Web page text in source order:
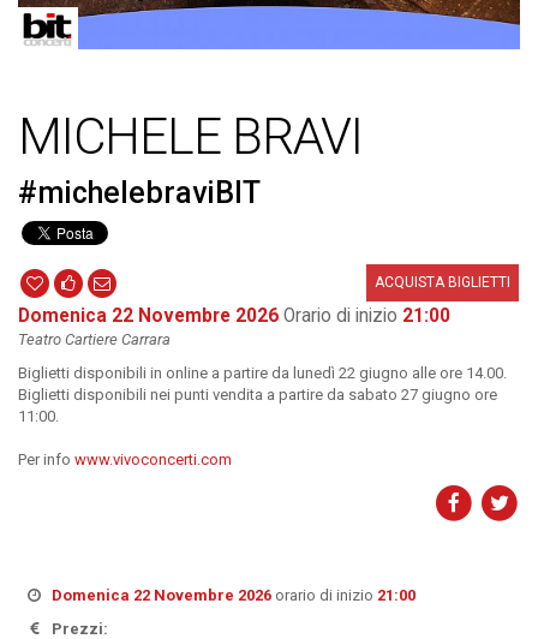
MICHELE BRAVI
#michelebraviBIT
ACQUISTA BIGLIETTI
Domenica 22 Novembre 2026 Orario di inizio 21:00
Teatro Cartiere Carrara
Biglietti disponibili in online a partire da lunedì 22 giugno alle ore 14.00.
Biglietti disponibili nei punti vendita a partire da sabato 27 giugno ore
11:00.
Per info www.vivoconcerti.com
Domenica 22 Novembre 2026orario di inizio 21:00
Prezzi: